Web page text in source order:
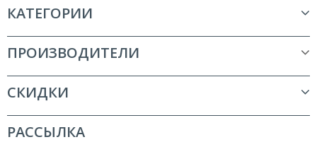
КАТЕГОРИИ
ПРОИЗВОДИТЕЛИ
СКИДКИ
РАССЫЛКА